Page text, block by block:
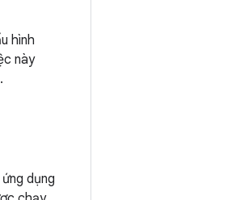
hình
này
dụng